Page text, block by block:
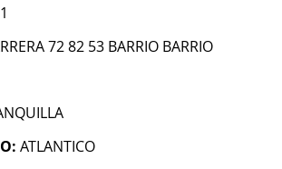
72 82 53 BARRIO BARRIO
ATLANTICO